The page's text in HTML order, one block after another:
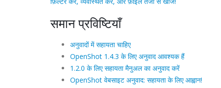
समान प्रविष्टियाँ
अनुवादों में सहायता चाहिए
OpenShot 1.4.3 के लिए अनुवाद आवश्यक हैं
1.2.0 के लिए सहायता मैनुअल का अनुवाद करें
OpenShot वेबसाइट अनुवाद: सहायता के लिए आह्वान!